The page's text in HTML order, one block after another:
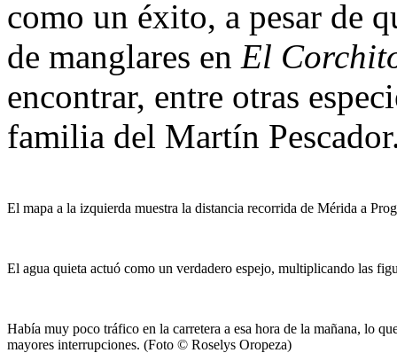
como un éxito, a pesar de
de manglares en El
encontrar, entre otras
familia del Martín
El mapa a la izquierda muestra la distancia recorrida de Mérida a
El agua quieta actuó como un verdadero espejo, multiplicando las
Había muy poco tráfico en la carretera a esa hora de la mañana, lo
mayores interrupciones. (Foto © Roselys Oropeza)